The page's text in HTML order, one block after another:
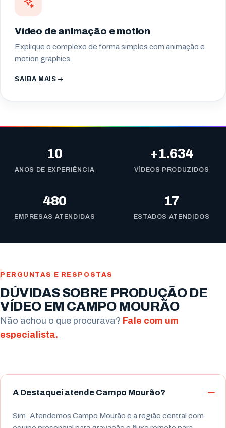
Vídeo de animação e motion
Explique o complexo de forma simples com animação e
motion graphics.
SAIBA MAIS
10
ANOS DE EXPERIÊNCIA
+1.634
VÍDEOS PRODUZIDOS
480
EMPRESAS ATENDIDAS
17
ESTADOS ATENDIDOS
PERGUNTAS E RESPOSTAS
DÚVIDAS SOBRE PRODUÇÃO DE
VÍDEO EM CAMPO MOURÃO
Não achou o que procurava? Fale com um
especialista.
A Destaquei atende Campo Mourão?
Sim. Atendemos Campo Mourão e a região central com